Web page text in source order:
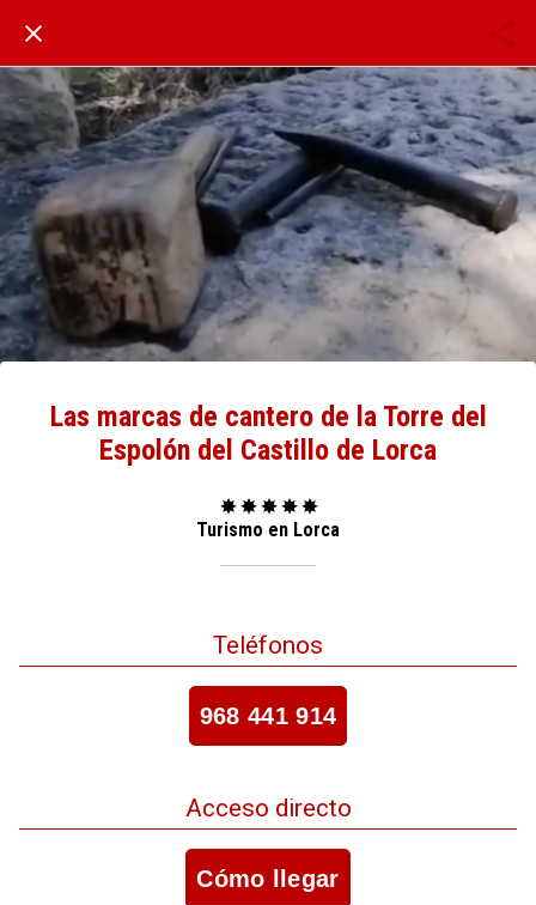
Las marcas de cantero de la Torre del
Espolón del Castillo de Lorca
✸ ✸ ✸ ✸ ✸
Turismo en Lorca
Teléfonos
968 441 914
Acceso directo
Cómo llegar